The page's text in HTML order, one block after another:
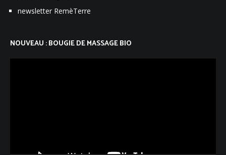
newsletter RemèTerre
NOUVEAU : BOUGIE DE MASSAGE BIO